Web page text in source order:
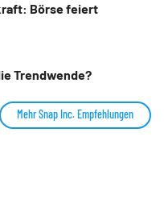
Börse feiert
Trendwende?
Mehr Snap Inc. Empfehlungen